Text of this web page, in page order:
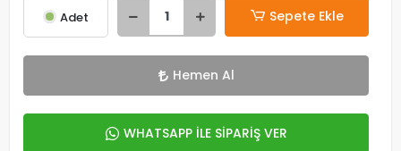
Adet Sepete Ekle
Hemen Al
WHATSAPP İLE SİPARİŞ VER